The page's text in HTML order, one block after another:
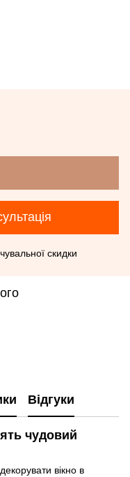
скидки
Відгуки
чудовий
вікно в